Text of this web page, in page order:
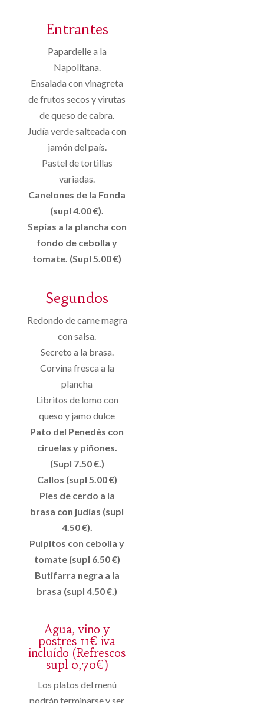
Entrantes
Papardelle a la
Napolitana.
Ensalada con vinagreta
de frutos secos y virutas
de queso de cabra.
Judía verde salteada con
jamón del país.
Pastel de tortillas
variadas.
Canelones de la Fonda
(supl 4.00 €).
Sepias a la plancha con
fondo de cebolla y
tomate. (Supl 5.00 €)
Segundos
Redondo de carne magra
con salsa.
Secreto a la brasa.
Corvina fresca a la
plancha
Libritos de lomo con
queso y jamo dulce
Pato del Penedès con
ciruelas y piñones.
(Supl 7.50 €.)
Callos (supl 5.00 €)
Pies de cerdo a la
brasa con judías (supl
4.50 €).
Pulpitos con cebolla y
tomate (supl 6.50 €)
Butifarra negra a la
brasa (supl 4.50 €.)
Agua, vino y
postres 11€ iva
incluído (Refrescos
supl 0,70€)
Los platos del menú
podrán terminarse y ser